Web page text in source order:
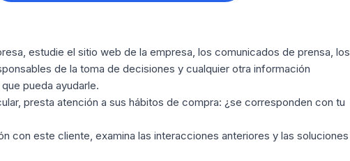
estudie el sitio web de la empresa, los comunicados de prensa, los
de la toma de decisiones y cualquier otra información
pueda ayudarle.
presta atención a sus hábitos de compra: ¿se corresponden con tu
con este cliente, examina las interacciones anteriores y las soluciones